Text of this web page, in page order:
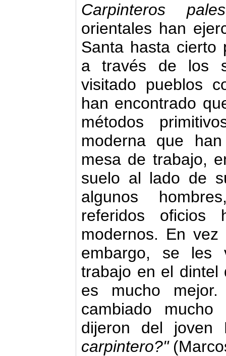
Carpinteros
orientales han
Santa hasta cierto
a través de los
visitado pueblos
han encontrado
métodos
moderna que
mesa de trabajo,
suelo al lado de
algunos
referidos oficios
modernos. En
embargo, se les
trabajo en el dintel
es mucho
cambiado
dijeron del
carpintero?"